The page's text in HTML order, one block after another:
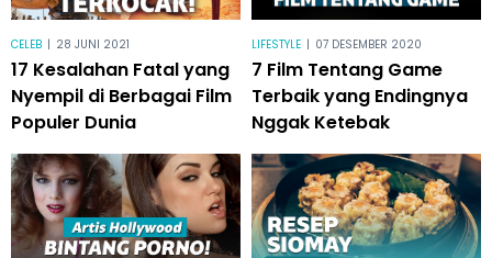
CELEB | 28 JUNI 2021
17 Kesalahan Fatal yang
Nyempil di Berbagai Film
Populer Dunia
LIFESTYLE | 07 DESEMBER 2020
7 Film Tentang Game
Terbaik yang Endingnya
Nggak Ketebak